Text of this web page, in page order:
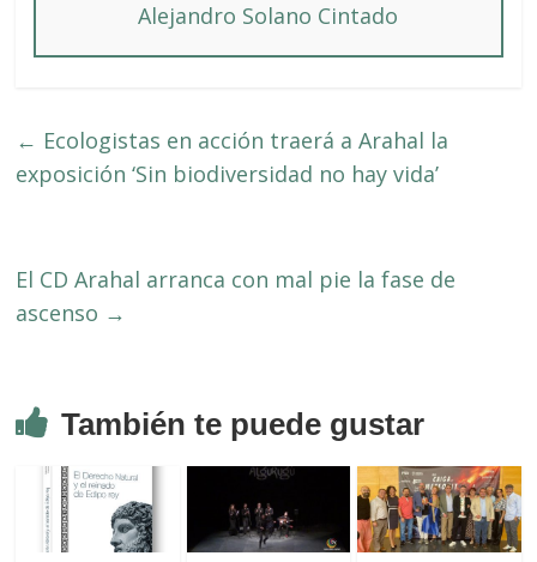
Alejandro Solano Cintado
← Ecologistas en acción traerá a Arahal la
exposición ‘Sin biodiversidad no hay vida’
El CD Arahal arranca con mal pie la fase de
ascenso →
También te puede gustar